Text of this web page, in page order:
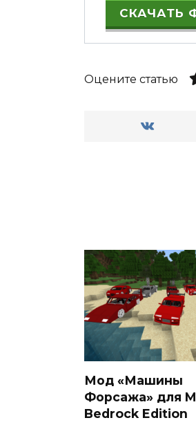
СКАЧАТЬ
Оцените статью
Мод «Машины
Форсажа» для
Bedrock Edition